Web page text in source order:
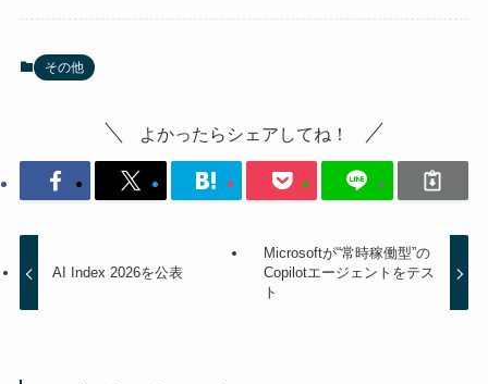
その他
よかったらシェアしてね！
AI Index 2026を公表
Microsoftが“常時稼働型”の
Copilotエージェントをテス
ト